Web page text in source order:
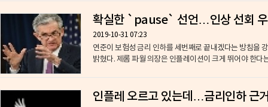
확실한 `pause` 선언…인상 선회 우
2019-10-31 07:23
연준이 보험성 금리 인하를 세번째로 끝내겠다는 방침을
밝혔다. 제롬 파월 의장은 인플레이션이 크게 뛰어야 한다
인플레 오르고 있는데…금리인하 근